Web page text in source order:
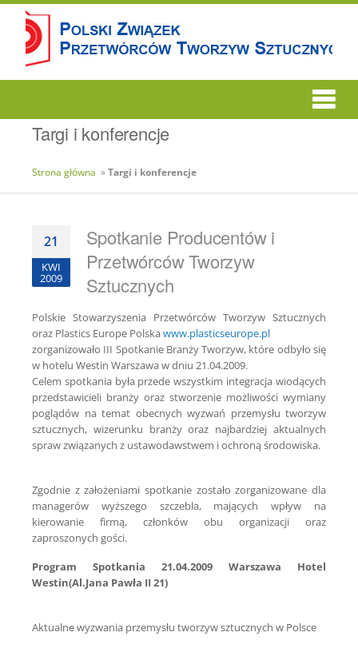
Targi i konferencje
Strona główna »Targi i konferencje
21
KWI
2009
Spotkanie Producentów i
Przetwórców Tworzyw
Sztucznych
Polskie Stowarzyszenia Przetwórców Tworzyw Sztucznych
oraz Plastics Europe Polskawww.plasticseurope.pl
zorganizowało III Spotkanie Branży Tworzyw, które odbyło się
w hotelu Westin Warszawa w dniu 21.04.2009.
Celem spotkania była przede wszystkim integracja wiodących
przedstawicieli branży oraz stworzenie możliwości wymiany
poglądów na temat obecnych wyzwań przemysłu tworzyw
sztucznych, wizerunku branży oraz najbardziej aktualnych
spraw związanych z ustawodawstwem i ochroną środowiska.
Zgodnie z założeniami spotkanie zostało zorganizowane dla
managerów wyższego szczebla, mających wpływ na
kierowanie firmą, członków obu organizacji oraz
zaproszonych gości.
Program Spotkania 21.04.2009 Warszawa Hotel
Westin(Al.Jana Pawła II 21)
Aktualne wyzwania przemysłu tworzyw sztucznych w Polsce